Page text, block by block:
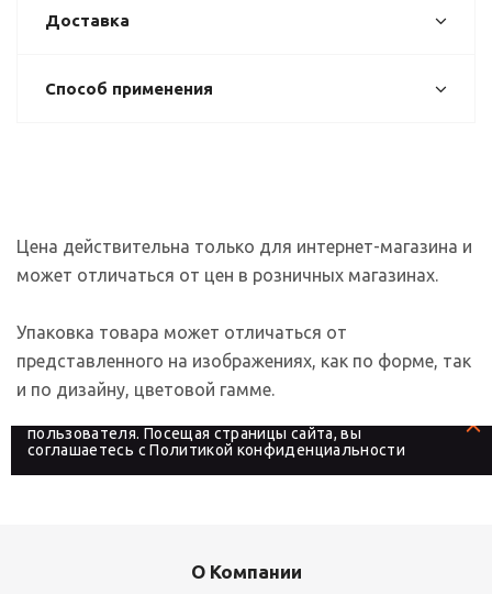
Доставка
Способ применения
Цена действительна только для интернет-магазина и
может отличаться от цен в розничных магазинах.
Упаковка товара может отличаться от
представленного на изображениях, как по форме, так
и по дизайну, цветовой гамме.
На сайте используются файлы cookies, которые его
пользователя. Посещая страницы сайта, вы
соглашаетесь сПолитикой конфиденциальности
О Компании